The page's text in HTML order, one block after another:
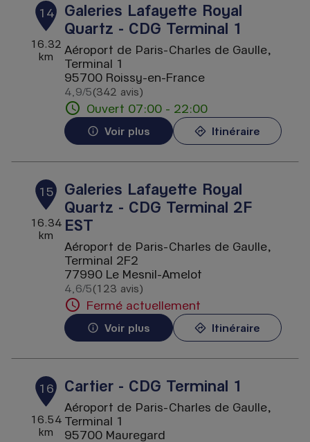
14
16.32
km
Galeries Lafayette Royal
Quartz - CDG Terminal 1
Aéroport de Paris-Charles de Gaulle,
Terminal 1
95700 Roissy-en-France
4,9/5 Note de 4.9 sur 5
(342 avis)
Ouvert 07:00 - 22:00
Voir plus Itinéraire
15
16.34
km
Galeries Lafayette Royal
Quartz - CDG Terminal 2F
EST
Aéroport de Paris-Charles de Gaulle,
Terminal 2F2
77990 Le Mesnil-Amelot
4,6/5 Note de 4.6 sur 5
(123 avis)
Fermé actuellement
Voir plus Itinéraire
16
16.54
km
Cartier - CDG Terminal 1
Aéroport de Paris-Charles de Gaulle,
Terminal 1
95700 Mauregard